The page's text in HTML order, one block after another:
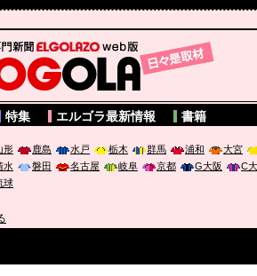
web版 BLOGOLA
特集 エルゴラ最新情報 書籍
形 鹿島 水戸 栃木 群馬 浦和
大宮
水 磐田 名古屋 岐阜 京都 G大阪
C
球